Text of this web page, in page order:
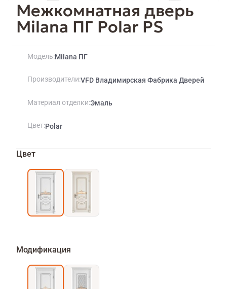
Межкомнатная дверь
Milana ПГ Polar PS
Модель Milana ПГ
Производители VFD Владимирская Фабрика Дверей
Материал отделки Эмаль
Цвет Polar
Цвет
Модификация